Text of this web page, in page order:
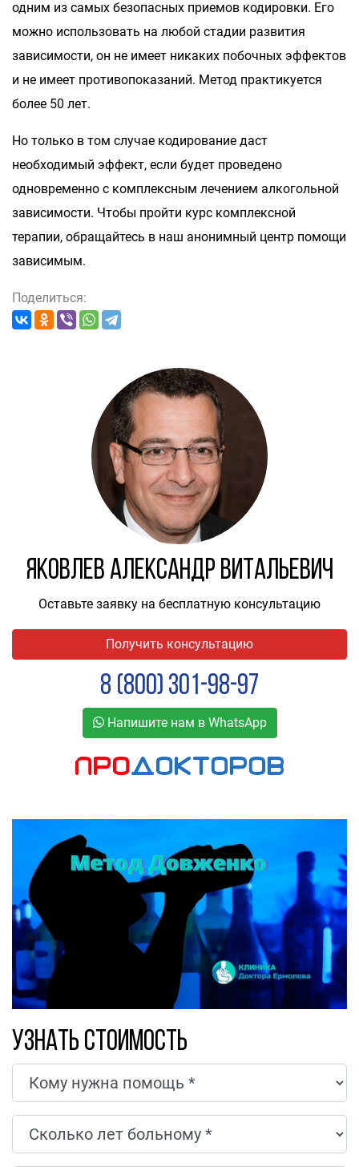
одним из самых безопасных приемов кодировки. Его
можно использовать на любой стадии развития
зависимости, он не имеет никаких побочных эффектов
и не имеет противопоказаний. Метод практикуется
более 50 лет.
Но только в том случае кодирование даст
необходимый эффект, если будет проведено
одновременно с комплексным лечением алкогольной
зависимости. Чтобы пройти курс комплексной
терапии, обращайтесь в наш анонимный центр помощи
зависимым.
Поделиться:
Яковлев Александр Витальевич
Оставьте заявку на бесплатную консультацию
Получить консультацию
8 (800) 301-98-97
Напишите нам в WhatsApp
Узнать стоимость